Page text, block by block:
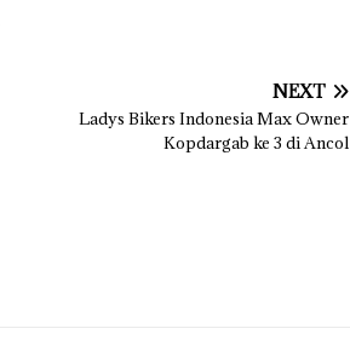
NEXT
Ladys Bikers Indonesia Max Owner
Kopdargab ke 3 di Ancol